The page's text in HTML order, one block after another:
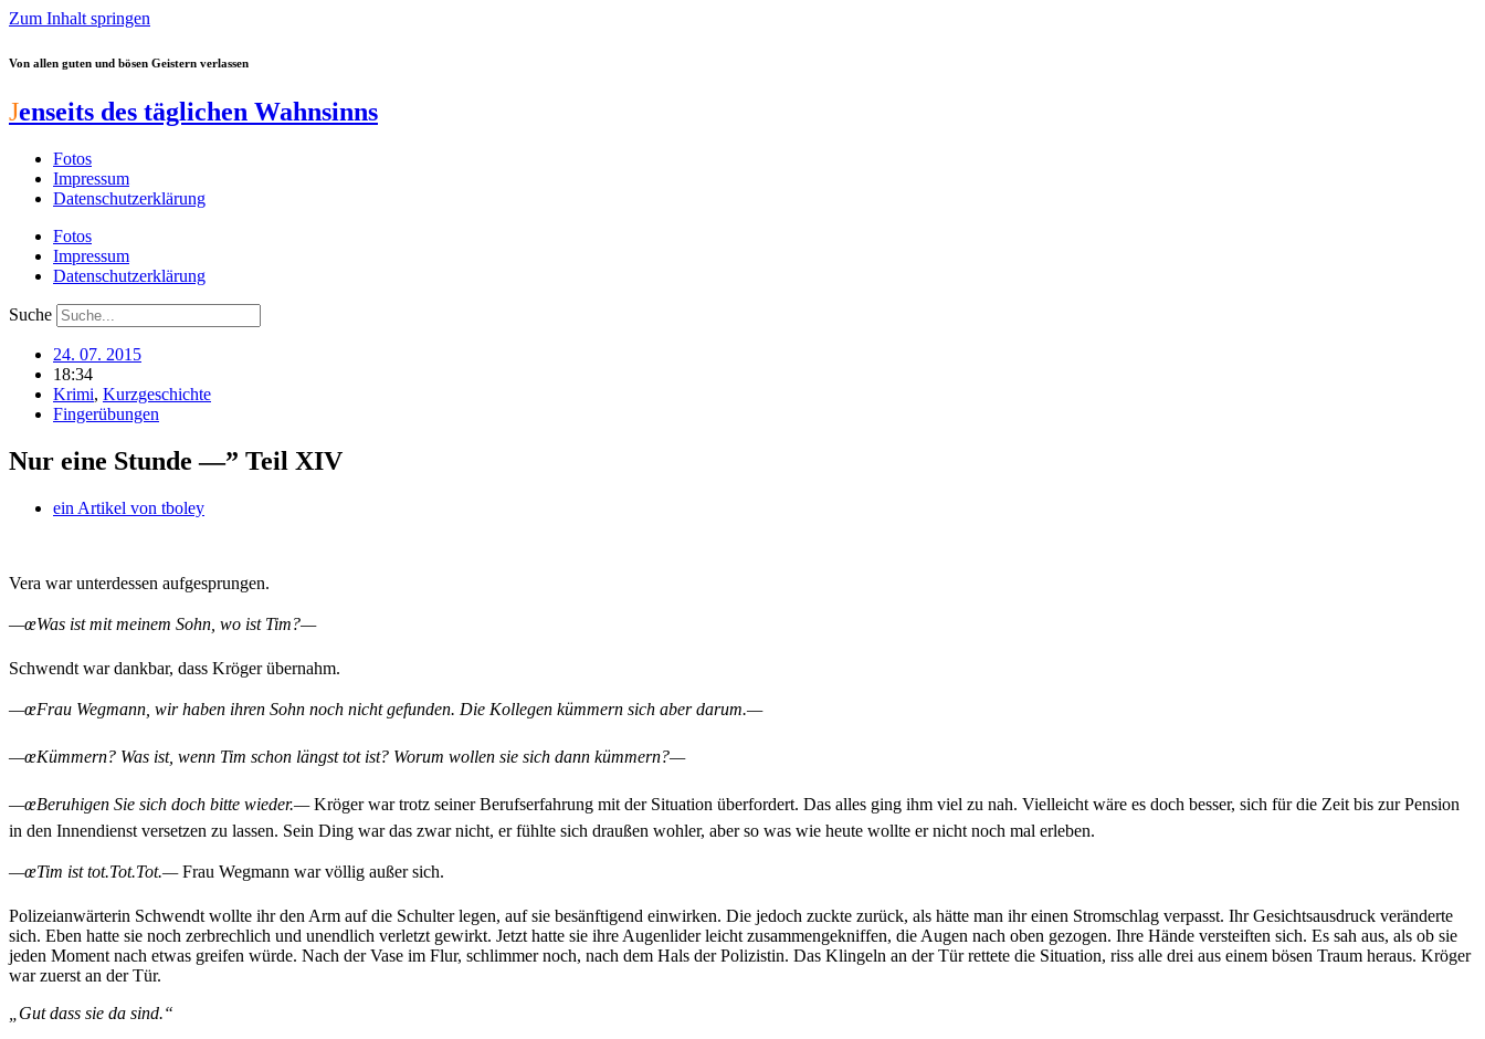
Zum Inhalt springen
Von allen guten und bösen Geistern verlassen
Jenseits des täglichen Wahnsinns
Fotos
Impressum
Datenschutzerklärung
Fotos
Impressum
Datenschutzerklärung
Suche
24. 07. 2015
18:34
Krimi, Kurzgeschichte
Fingerübungen
Nur eine Stunde —” Teil XIV
ein Artikel von tboley
Vera war unterdessen aufgesprungen.
—œWas ist mit meinem Sohn, wo ist Tim?—
Schwendt war dankbar, dass Kröger übernahm.
—œFrau Wegmann, wir haben ihren Sohn noch nicht gefunden. Die Kollegen kümmern sich aber darum.—
—œKümmern? Was ist, wenn Tim schon längst tot ist? Worum wollen sie sich dann kümmern?—
—œBeruhigen Sie sich doch bitte wieder.—Kröger war trotz seiner Berufserfahrung mit der Situation überfordert. Das alles ging ihm viel zu nah. Vielleicht wäre es doch besser, sich für die Zeit bis zur Pension
in den Innendienst versetzen zu lassen. Sein Ding war das zwar nicht, er fühlte sich draußen wohler, aber so was wie heute wollte er nicht noch mal erleben.
—œTim ist tot.Tot.Tot.—Frau Wegmann war völlig außer sich.
Polizeianwärterin Schwendt wollte ihr den Arm auf die Schulter legen, auf sie besänftigend einwirken. Die jedoch zuckte zurück, als hätte man ihr einen Stromschlag verpasst. Ihr Gesichtsausdruck veränderte
sich. Eben hatte sie noch zerbrechlich und unendlich verletzt gewirkt. Jetzt hatte sie ihre Augenlider leicht zusammengekniffen, die Augen nach oben gezogen. Ihre Hände versteiften sich. Es sah aus, als ob sie
jeden Moment nach etwas greifen würde. Nach der Vase im Flur, schlimmer noch, nach dem Hals der Polizistin. Das Klingeln an der Tür rettete die Situation, riss alle drei aus einem bösen Traum heraus. Kröger
war zuerst an der Tür.
„Gut dass sie da sind.“